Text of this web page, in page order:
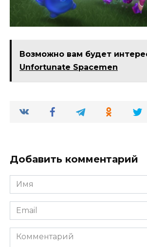
Возможно вам будет
Unfortunate Spacemen
Добавить комментарий
Имя
*
Email
*
Комментарий